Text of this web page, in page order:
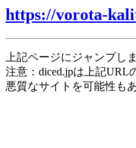
https://vorota-
上記ページにジャンプし
注意：diced.jpは上記URL
悪質なサイトを可能性も